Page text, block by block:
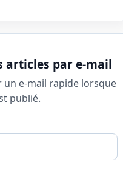
articles par e-mail
e-mail rapide lorsque
publié.